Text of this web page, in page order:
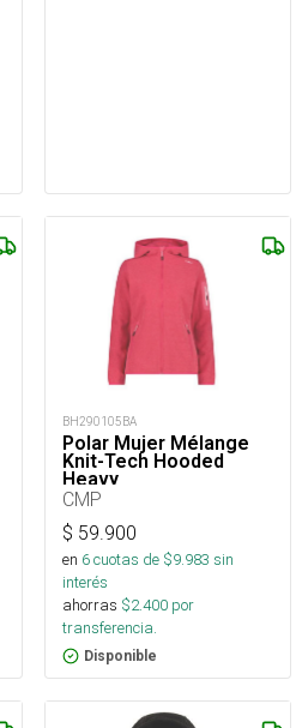
BH290105BA
Polar Mujer Mélange
Knit-Tech Hooded
Heavy
CMP
$ 59.900
en 6cuotas de $9.983 sin
interés
ahorras $2.400 por
transferencia.
Disponible